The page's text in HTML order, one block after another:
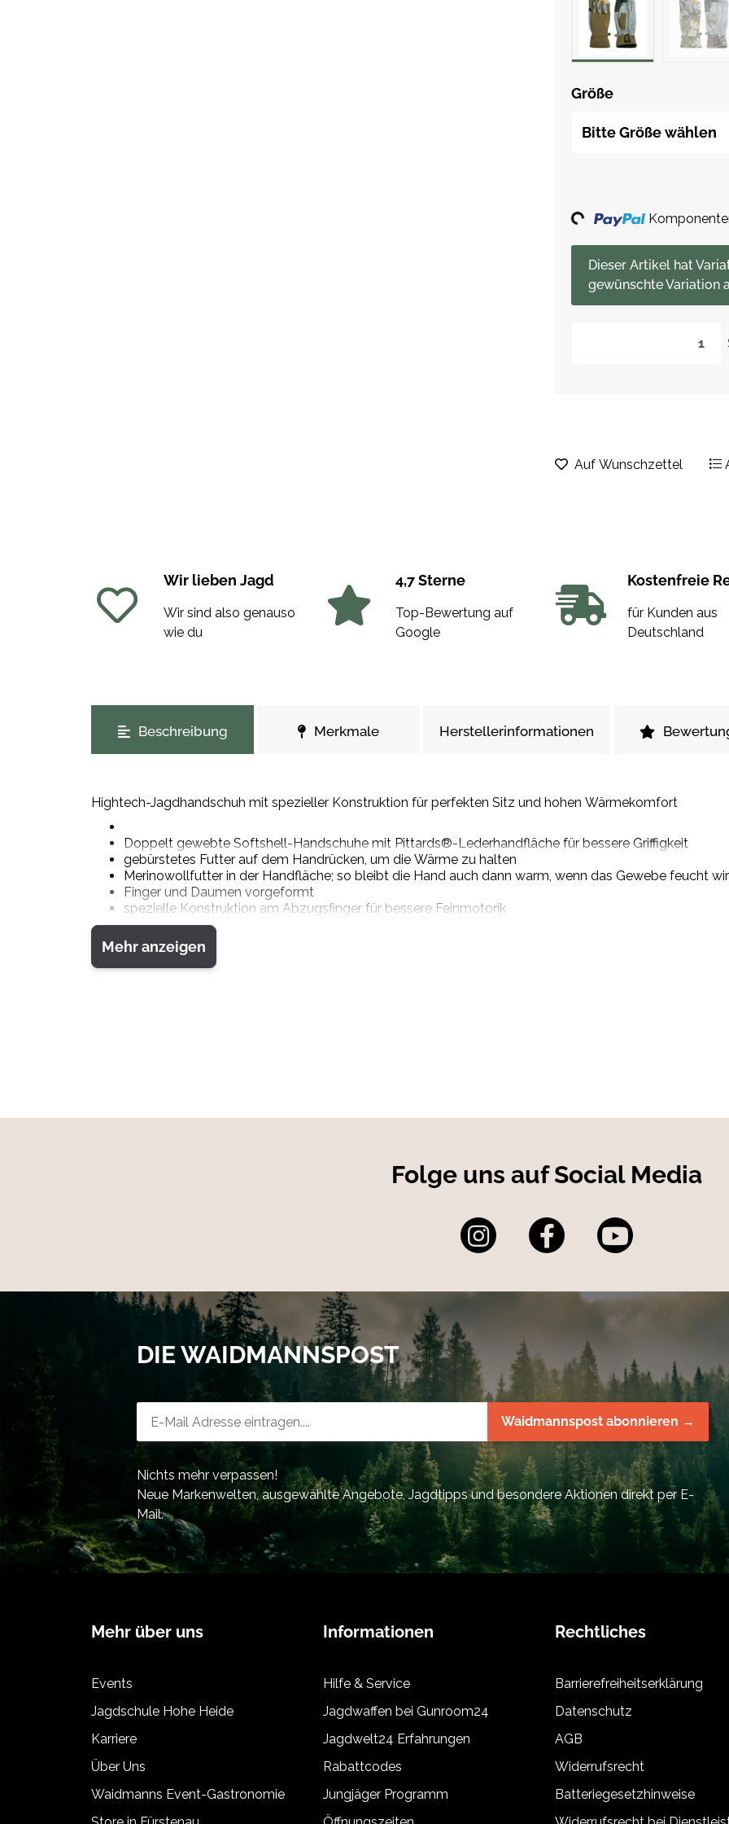
Größe
Bitte Größe wählen
xDieser Artikel hat
gewünschte Variation
Loading...
Auf Wunschzettel
Wir lieben Jagd
Wir sind also genauso
wie du
4,7 Sterne
Top-Bewertung auf
Google
Kostenfreie
für Kunden aus
Deutschland
Beschreibung Merkmale Herstellerinformationen
Hightech-Jagdhandschuh mit spezieller Konstruktion für perfekten Sitz und hohen Wärmekomfort
Doppelt gewebte Softshell-Handschuhe mit Pittards®-Lederhandfläche für bessere Griffigkeit
gebürstetes Futter auf dem Handrücken, um die Wärme zu halten
Merinowollfutter in der Handfläche; so bleibt die Hand auch dann warm, wenn das Gewebe feucht
Finger und Daumen vorgeformt
spezielle Konstruktion am Abzugsfinger für bessere Feinmotorik
Zeigefingerspitze aus Touchscreen-Gewebe
spezielle Schlaufe am Mittelfinger für einfaches und schnelles Ausziehen
Zugschlaufen an der Innenseite des Handgelenks für optimalen Sitz
Verbindungs-Clip
Mehr anzeigen
Folge uns auf Social Media
DIE WAIDMANNSPOST
Waidmannspost abonnieren →
Nichts mehr verpassen!
Neue Markenwelten, ausgewählte Angebote, Jagdtipps und besondere Aktionen direkt per E-
Mail.
Mehr über uns
Events
Jagdschule Hohe Heide
Karriere
Über Uns
Waidmanns Event-Gastronomie
Informationen
Hilfe & Service
Jagdwaffen bei Gunroom24
Jagdwelt24 Erfahrungen
Rabattcodes
Jungjäger Programm
Rechtliches
Barrierefreiheitserklärung
Datenschutz
AGB
Widerrufsrecht
Batteriegesetzhinweise